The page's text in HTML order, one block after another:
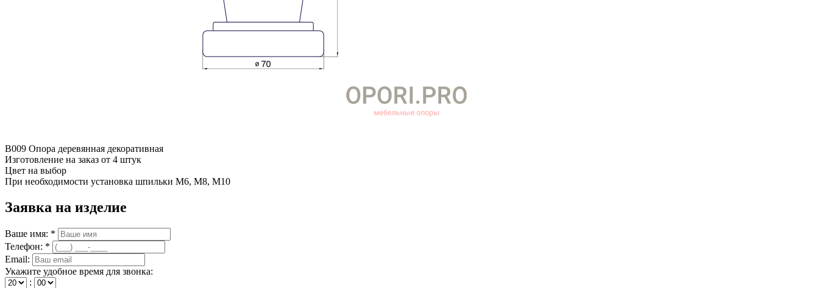
B009 Опора деревянная декоративная
Изготовление на заказ от 4 штук
Цвет на выбор
При необходимости установка шпильки М6, М8, М10
Заявка на изделие
Ваше имя: *
Телефон: *
Email:
Укажите удобное время для звонка:
: